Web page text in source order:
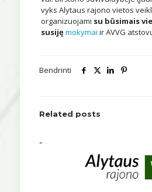
vyks Alytaus rajono vietos
organizuojami su būsimais
susijęmokymai ir AVVG
Bendrinti
Related posts